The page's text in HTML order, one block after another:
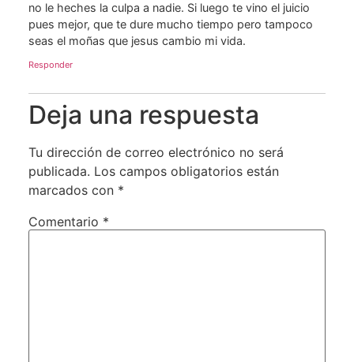
no le heches la culpa a nadie. Si luego te vino el juicio
pues mejor, que te dure mucho tiempo pero tampoco
seas el moñas que jesus cambio mi vida.
Responder
Deja una respuesta
Tu dirección de correo electrónico no será
publicada. Los campos obligatorios están
marcados con *
Comentario *